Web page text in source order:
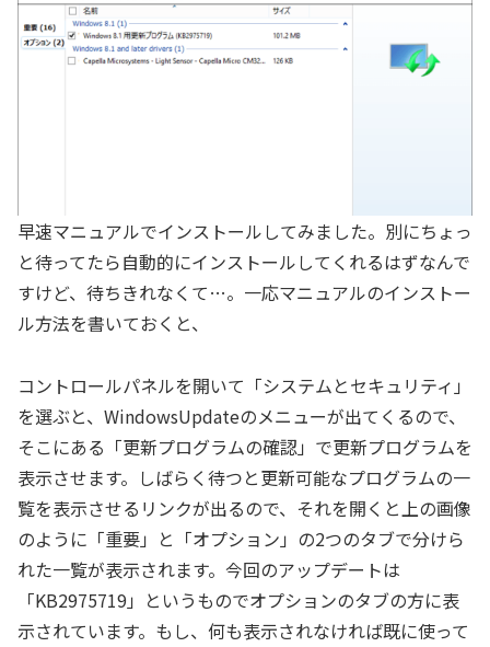
早速マニュアルでインストールしてみました。別にちょっ
と待ってたら自動的にインストールしてくれるはずなんで
すけど、待ちきれなくて…。一応マニュアルのインストー
ル方法を書いておくと、
コントロールパネルを開いて「システムとセキュリティ」
を選ぶと、WindowsUpdateのメニューが出てくるので、
そこにある「更新プログラムの確認」で更新プログラムを
表示させます。しばらく待つと更新可能なプログラムの一
覧を表示させるリンクが出るので、それを開くと上の画像
のように「重要」と「オプション」の2つのタブで分けら
れた一覧が表示されます。今回のアップデートは
「KB2975719」というものでオプションのタブの方に表
示されています。もし、何も表示されなければ既に使って